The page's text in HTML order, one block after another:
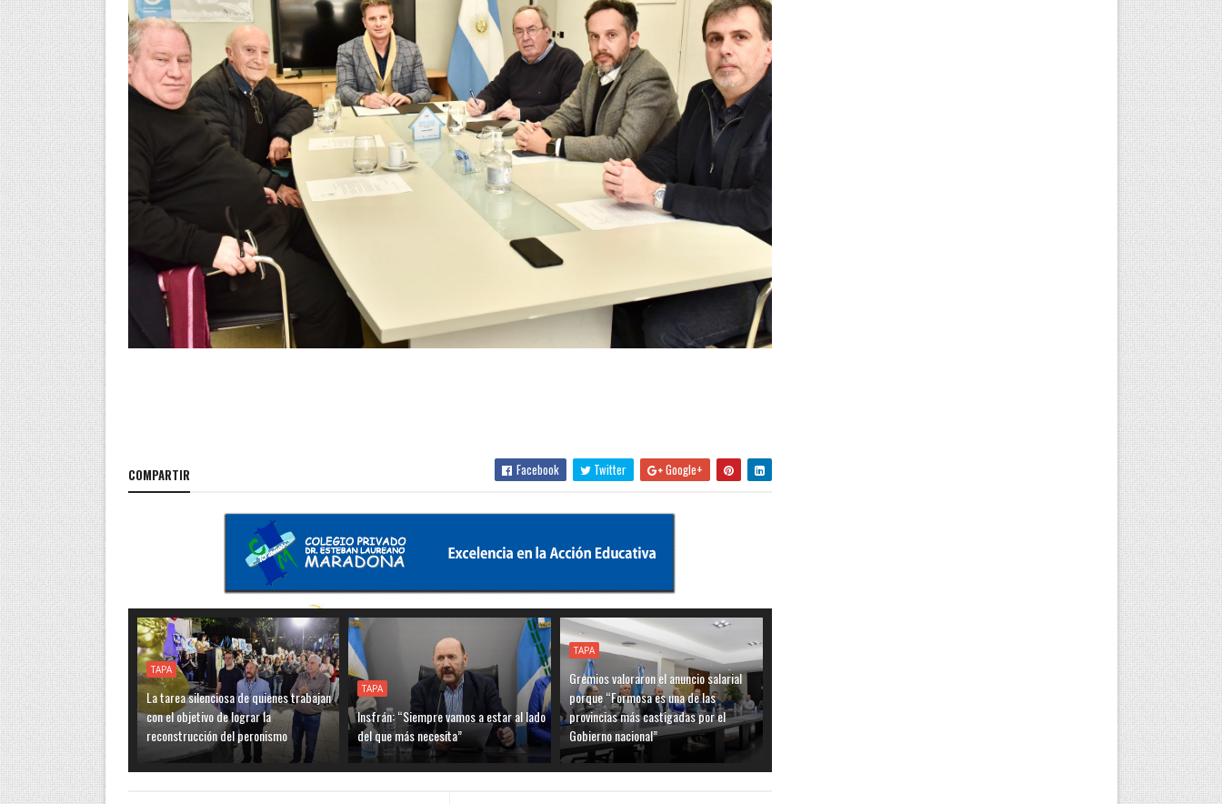
COMPARTIR Facebook Twitter Google+
TAPA
La tarea silenciosa de quienes trabajan
con el objetivo de lograr la
reconstrucción del peronismo
TAPA
Insfrán: “Siempre vamos a estar al lado
del que más necesita”
TAPA
Gremios valoraron el anuncio salarial
porque “Formosa es una de las
provincias más castigadas por el
Gobierno nacional”